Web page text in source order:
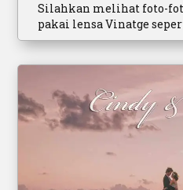
Silahkan melihat foto-
pakai lensa Vinatge